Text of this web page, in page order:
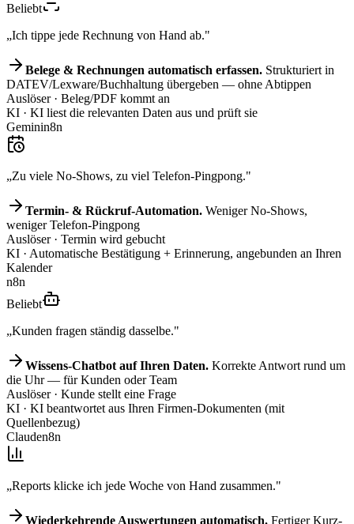
Beliebt
„Ich tippe jede Rechnung von Hand ab."
Belege & Rechnungen automatisch erfassen. Strukturiert in
DATEV/Lexware/Buchhaltung übergeben — ohne Abtippen
Auslöser· Beleg/PDF kommt an
KI · KI liest die relevanten Daten aus und prüft sie
Geminin8n
„Zu viele No-Shows, zu viel Telefon-Pingpong."
Termin- & Rückruf-Automation. Weniger No-Shows,
weniger Telefon-Pingpong
Auslöser· Termin wird gebucht
KI · Automatische Bestätigung + Erinnerung, angebunden an Ihren
Kalender
n8n
Beliebt
„Kunden fragen ständig dasselbe."
Wissens-Chatbot auf Ihren Daten. Korrekte Antwort rund um
die Uhr — für Kunden oder Team
Auslöser· Kunde stellt eine Frage
KI · KI beantwortet aus Ihren Firmen-Dokumenten (mit
Quellenbezug)
Clauden8n
„Reports klicke ich jede Woche von Hand zusammen."
Wiederkehrende Auswertungen automatisch. Fertiger Kurz-